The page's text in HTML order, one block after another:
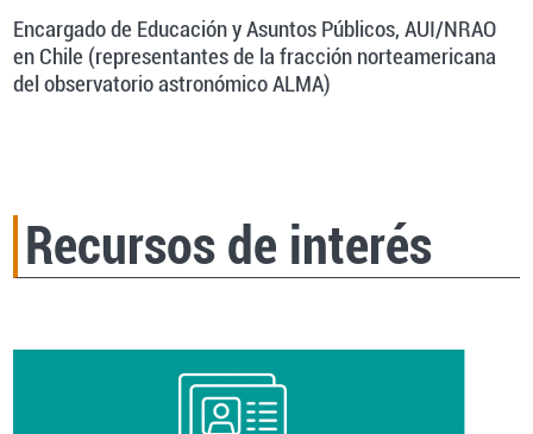
Encargado de Educación y Asuntos Públicos, AUI/NRAO
en Chile (representantes de la fracción norteamericana
del observatorio astronómico ALMA)
Recursos de interés